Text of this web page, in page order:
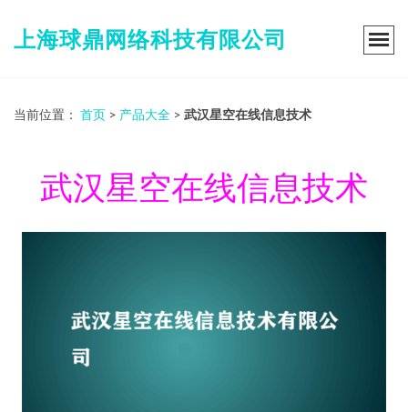
上海球鼎网络科技有限公司
当前位置： 首页 > 产品大全 > 武汉星空在线信息技术
武汉星空在线信息技术